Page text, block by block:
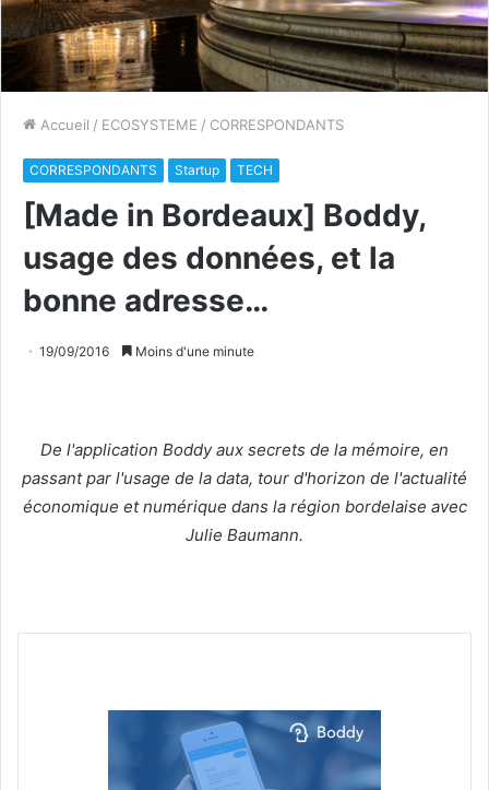
Accueil / ECOSYSTEME / CORRESPONDANTS
CORRESPONDANTS Startup TECH
[Made in Bordeaux] Boddy,
usage des données, et la
bonne adresse…
19/09/2016 Moins d'une minute
De l'application Boddy aux secrets de la mémoire, en
passant par l'usage de la data, tour d'horizon de l'actualité
économique et numérique dans la région bordelaise avec
Julie Baumann.